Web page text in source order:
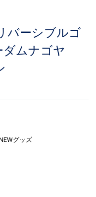
バーシブルゴ
ムナゴヤ
グッズ